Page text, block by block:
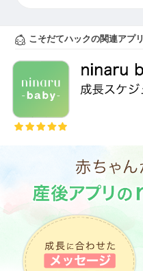
こそだてハックの関連アプリ